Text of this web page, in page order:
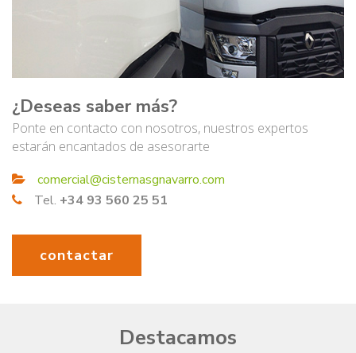
¿Deseas saber más?
Ponte en contacto con nosotros, nuestros expertos
estarán encantados de asesorarte
comercial@cisternasgnavarro.com
Tel. +34 93 560 25 51
contactar
Destacamos